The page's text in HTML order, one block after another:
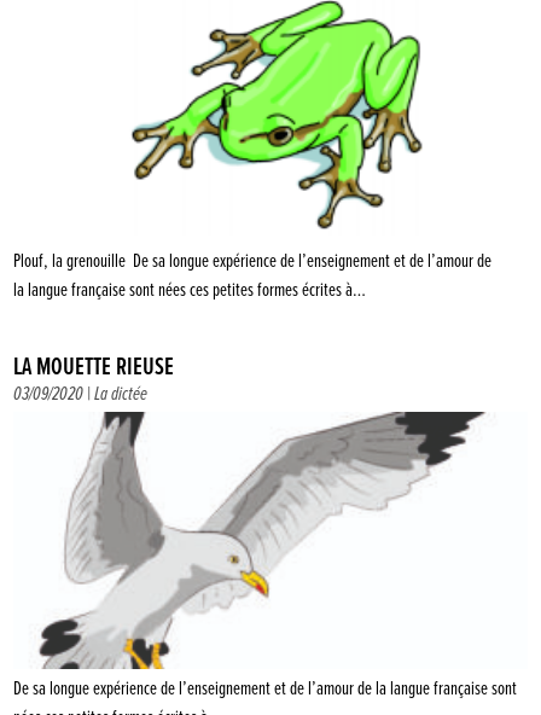
Plouf, la grenouille De sa longue expérience de l’enseignement et de l’amour de
la langue française sont nées ces petites formes écrites à…
LA MOUETTE RIEUSE
03/09/2020 |La dictée
De sa longue expérience de l’enseignement et de l’amour de la langue française sont